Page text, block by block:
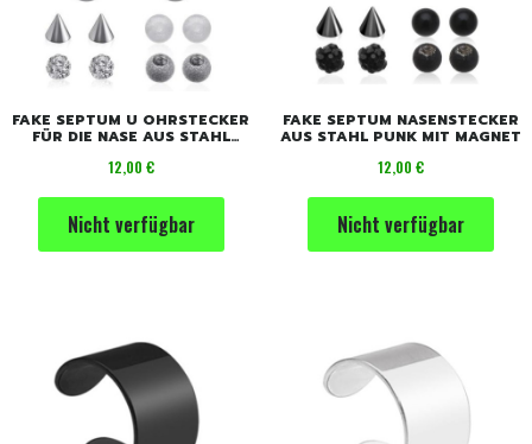
FAKE SEPTUM U OHRSTECKER
FÜR DIE NASE AUS STAHL
Preis
12,00 €
Nicht verfügbar
FAKE SEPTUM NASENSTECKER
AUS STAHL PUNK MIT MAGNET
Preis
12,00 €
Nicht verfügbar